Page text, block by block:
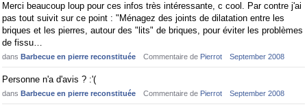
Merci beaucoup loup pour ces infos très intéressante, c cool. Par contre j'ai
pas tout suivit sur ce point : "Ménagez des joints de dilatation entre les
briques et les pierres, autour des "lits" de briques, pour éviter les problèmes
de fissu…
dans Barbecue en pierre reconstituée Commentaire de Pierrot September 2008
Personne n'a d'avis ? :'(
dans Barbecue en pierre reconstituée Commentaire de Pierrot September 2008